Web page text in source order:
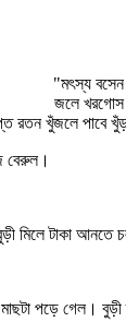
"মৎস্য বসেন
জলে খরগোস
রতন খুঁজলে পাবে
বেরুল।
মিলে টাকা আনতে
পড়ে গেল।